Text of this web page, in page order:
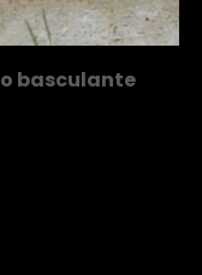
basculante